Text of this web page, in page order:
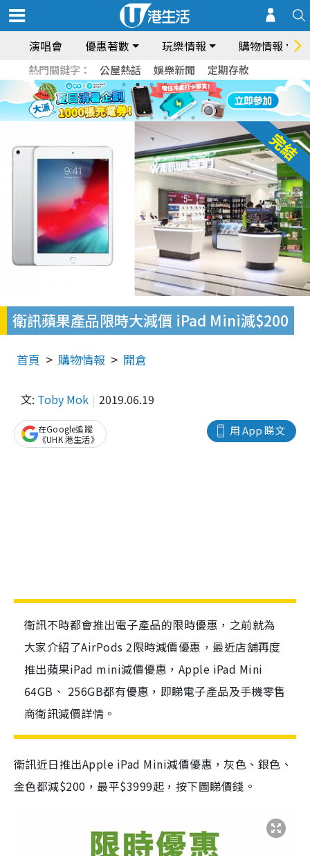
演唱會 優惠著數 玩樂情報 購物情報
熱門關鍵字： 公屋熱話 娛樂新聞 定期存款
衛訊蘋果產品限時大減價 iPad Mini減$200
首頁 購物情報 開倉
文: Toby Mok 2019.06.19
用 App 睇文
在Google追蹤
《UHK 港生活》
衛訊不時都會推出電子產品的限時優惠，之前就為
大家介紹了AirPods 2限時減價優惠，最近店舖再度
推出蘋果iPad mini減價優惠，Apple iPad Mini
64GB、 256GB都有優惠，即睇電子產品及手機零售
商衛訊減價詳情。
衛訊近日推出Apple iPad Mini減價優惠，灰色、銀色、
金色都減$200，最平$3999起，按下圖睇價錢。